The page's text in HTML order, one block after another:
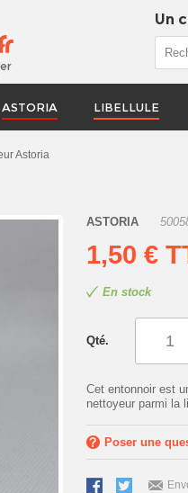
Un
ASTORIA LIBELLULE
Astoria
ASTORIA
1,50 €
En stock
Qté.
Cet entonnoir est
nettoyeur parmi la
Poser une